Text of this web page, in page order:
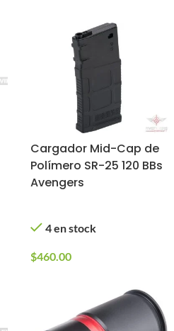
Cargador Mid-Cap de
Polímero SR-25 120 BBs
Avengers
4 en stock
$460.00